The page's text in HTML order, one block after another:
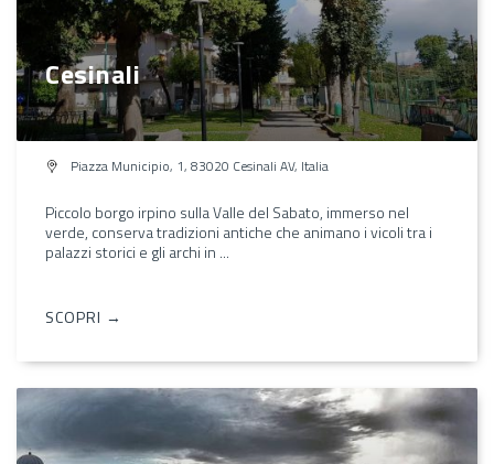
Cesinali
Piazza Municipio, 1, 83020 Cesinali AV, Italia
Piccolo borgo irpino sulla Valle del Sabato, immerso nel
verde, conserva tradizioni antiche che animano i vicoli tra i
palazzi storici e gli archi in ...
SCOPRI →